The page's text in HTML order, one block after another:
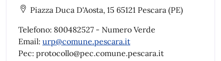
Piazza Duca D'Aosta, 15 65121 Pescara (PE)
Telefono: 800482527 - Numero Verde
Email: urp@comune.pescara.it
Pec: protocollo@pec.comune.pescara.it